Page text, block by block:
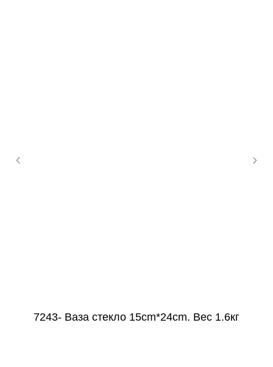
7243- Ваза стекло 15cm*24cm. Вес 1.6кг